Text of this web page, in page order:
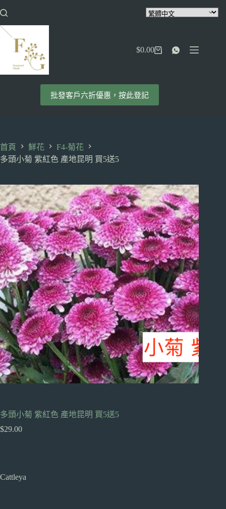
至
主
$0.00
批發客戶六折優惠，按此登記
首頁 鮮花
F4-菊花
多頭小菊 紫紅色 產地昆明 買5送5
多頭小菊 紫紅色 產地昆明 買5送5
$29.00
Cattleya